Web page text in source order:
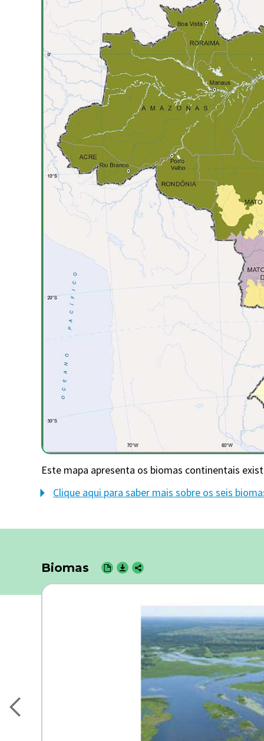
Advocacia-Geral da União Banco Central do Brasil Planalto
Este mapa apresenta os biomas continentais
Clique aqui para saber mais sobre os seis
Biomas